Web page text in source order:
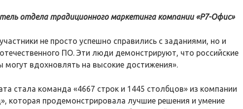
отдела традиционного маркетинга компании «Р7-Офис»
не просто успешно справились с заданиями, но и
ПО. Эти люди демонстрируют, что российские
вдохновлять на высокие достижения».
стала команда «4667 строк и 1445 столбцов» из компании
которая продемонстрировала лучшие решения и умение